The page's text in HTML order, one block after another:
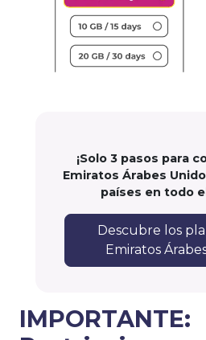
¡Solo 3 pasos para
Emiratos Árabes
países en todo
Descubre los
Emiratos
IMPORTANTE: